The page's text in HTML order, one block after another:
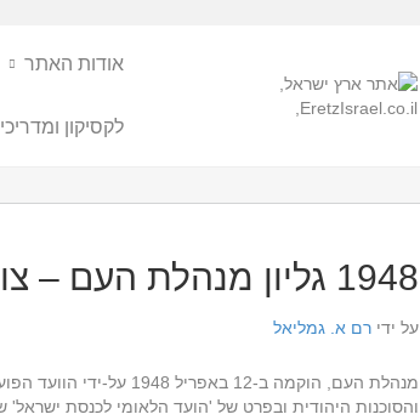
אודות האתר
לקסיקון
1948 גליון מנהלת העם – צווים והודעות
על ידי רם א. גמליאל
מנהלת העם, הוקמה ב-
והסוכנות היהודית ובפרט של 'הועד הלאומי לכנסת